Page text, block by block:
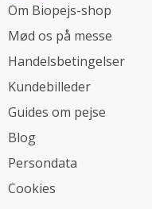
Om Biopejs-shop
Mød os på messe
Handelsbetingelser
Kundebilleder
Guides om pejse
Blog
Persondata
Cookies